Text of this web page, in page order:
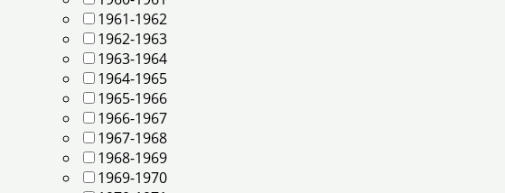
1961-1962
1962-1963
1963-1964
1964-1965
1965-1966
1966-1967
1967-1968
1968-1969
1969-1970